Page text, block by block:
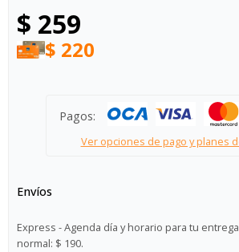
$ 259
$ 220
Pagos:
Ver opciones de pago y planes
Envíos
Express - Agenda día y horario para tu
normal: $ 190.